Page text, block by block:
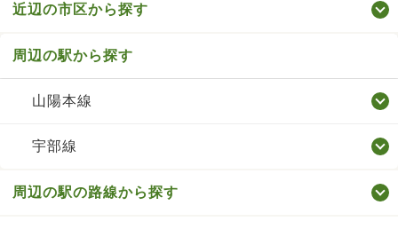
近辺の市区から探す
周辺の駅から探す
山陽本線
宇部線
周辺の駅の路線から探す